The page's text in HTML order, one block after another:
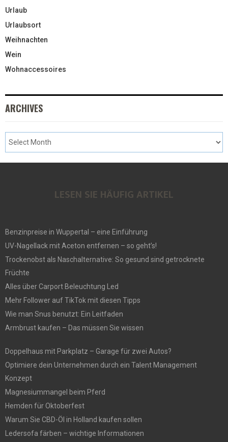
Urlaub
Urlaubsort
Weihnachten
Wein
Wohnaccessoires
ARCHIVES
LESEN SIE HÄUFIG ARTIKEL
Benzinpreise in Wuppertal – eine Einführung
UV-Nagellack mit Aceton entfernen – so geht’s!
Trockenobst als Naschalternative: So gesund sind getrocknete
Früchte
Alles über Carport Beleuchtung Led
Mehr Follower auf TikTok mit diesen Tipps
Wie man Snus benutzt: Ein Leitfaden
Armbrust kaufen – Das müssen Sie wissen
Doppelhaus mit Parkplatz – Garage für zwei Autos?
Optimiere dein Unternehmen durch ein Talent Management
Konzept
Magnesiummangel beim Pferd
Hemden für Oktoberfest
Warum Sie CBD-Öl in Holland kaufen sollen
Ledersofa färben – wichtige Informationen